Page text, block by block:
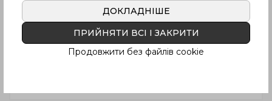
ДОКЛАДНІШЕ
ПРИЙНЯТИ ВСІ І ЗАКРИТИ
Продовжити без файлів cookie